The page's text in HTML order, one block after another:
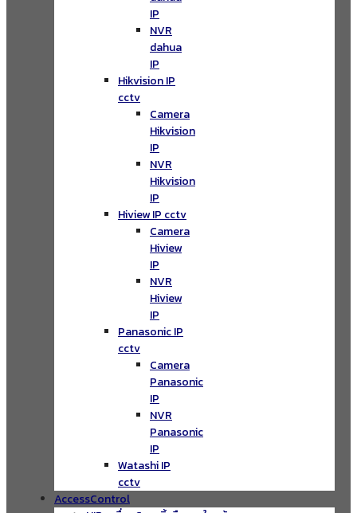
IP
NVR
dahua
IP
Hikvision IP
cctv
Camera
Hikvision
IP
NVR
Hikvision
IP
Hiview IP cctv
Camera
Hiview
IP
NVR
Hiview
IP
Panasonic IP
cctv
Camera
Panasonic
IP
NVR
Panasonic
IP
Watashi IP
cctv
AccessControl